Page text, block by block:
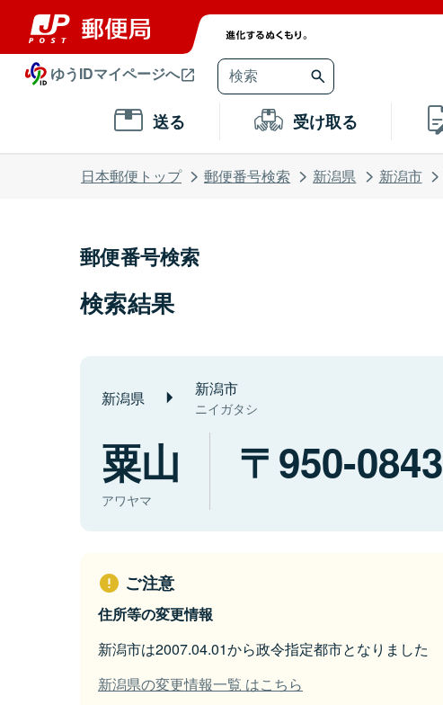
ゆうIDマイページへ
送る 受け取る
日本郵便トップ 郵便番号検索 新潟県 新潟市
郵便番号検索
検索結果
新潟県 新潟市
ニイガタシ
粟山
アワヤマ
950-0843
ご注意
住所等の変更情報
新潟市は2007.04.01から政令指定都市となりました
新潟県の変更情報一覧 はこちら